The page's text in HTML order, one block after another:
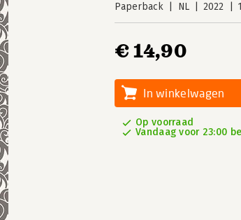
Paperback NL 2022
€ 14,90
In winkelwagen
Op voorraad
Vandaag voor 23:00